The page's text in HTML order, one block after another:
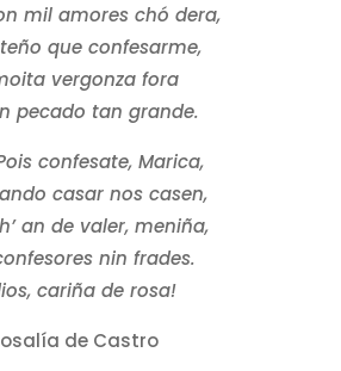
amores chó dera,
que confesarme,
vergonza fora
pecado tan grande.
confesate, Marica,
casar nos casen,
an de valer, meniña,
nin frades.
cariña de rosa!
de Castro